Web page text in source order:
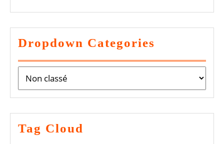
Dropdown Categories
Tag Cloud